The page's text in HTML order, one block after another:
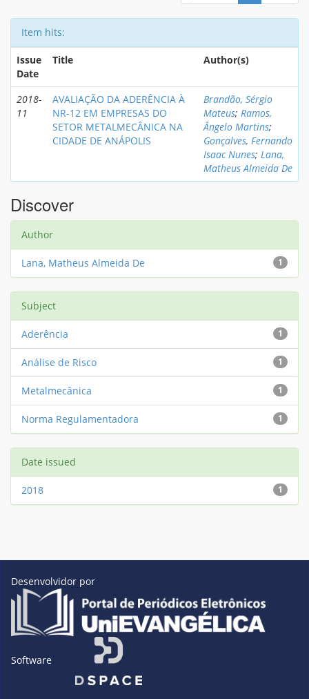
Item hits:
Issue
Date
Title Author(s)
2018-
11
AVALIAÇÃO DA ADERÊNCIA À
NR-12 EM EMPRESAS DO
SETOR METALMECÂNICA NA
CIDADE DE ANÁPOLIS
Brandão, Sérgio
Mateus; Ramos,
Ângelo Martins;
Gonçalves, Fernando
Isaac Nunes; Lana,
Matheus Almeida De
Discover
Author
1
Lana, Matheus Almeida De
Subject
1
Aderência
1
Análise de Risco
1
Metalmecânica
1
Norma Regulamentadora
Date issued
1
2018
Desenvolvidor por
Software